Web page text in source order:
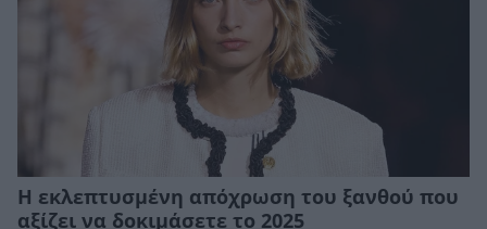
Η εκλεπτυσμένη απόχρωση του ξανθού που
αξίζει να δοκιμάσετε το 2025